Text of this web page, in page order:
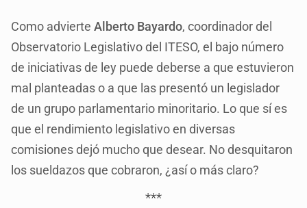
Como advierteAlberto Bayardo, coordinador del
Observatorio Legislativo del ITESO, el bajo número
de iniciativas de ley puede deberse a que estuvieron
mal planteadas o a que las presentó un legislador
de un grupo parlamentario minoritario. Lo que sí es
que el rendimiento legislativo en diversas
comisiones dejó mucho que desear. No desquitaron
los sueldazos que cobraron, ¿así o más claro?
***